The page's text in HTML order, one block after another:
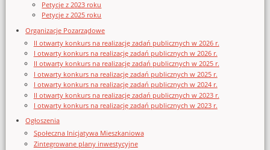
Petycje z 2023 roku
Petycje z 2025 roku
Organizacje Pozarządowe
II otwarty konkurs na realizację zadań publicznych w 2026 r.
I otwarty konkurs na realizację zadań publicznych w 2026 r.
II otwarty konkurs na realizację zadań publicznych w 2025 r.
I otwarty konkurs na realizację zadań publicznych w 2025 r.
I otwarty konkurs na realizację zadań publicznych w 2024 r.
II otwarty konkurs na realizację zadań publicznych w 2023 r.
I otwarty konkurs na realizację zadań publicznych w 2023 r.
Ogłoszenia
Społeczna Inicjatywa Mieszkaniowa
Zintegrowane plany inwestycyjne